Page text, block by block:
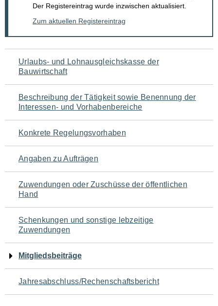
Der Registereintrag wurde inzwischen aktualisiert.
Zum aktuellen Registereintrag
Navigation
für
den
Seiteninhalt
Urlaubs- und Lohnausgleichskasse der
Bauwirtschaft
Beschreibung der Tätigkeit sowie Benennung der
Interessen- und Vorhabenbereiche
Konkrete Regelungsvorhaben
Angaben zu Aufträgen
Zuwendungen oder Zuschüsse der öffentlichen
Hand
Schenkungen und sonstige lebzeitige
Zuwendungen
Mitgliedsbeiträge
Jahresabschluss/Rechenschaftsbericht